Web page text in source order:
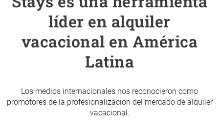
líder en alquiler
vacacional en América
Latina
Los medios internacionales nos reconocieron como
promotores de la profesionalización del mercado de alquiler
vacacional.